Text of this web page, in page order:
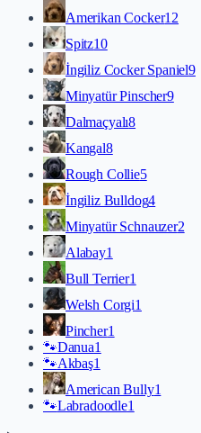
Amerikan Cocker12
Spitz10
İngiliz Cocker Spaniel9
Minyatür Pinscher9
Dalmaçyalı8
Kangal8
Rough Collie5
İngiliz Bulldog4
Minyatür Schnauzer2
Alabay1
Bull Terrier1
Welsh Corgi1
Pincher1
🐾Danua1
🐾Akbaş1
American Bully1
🐾Labradoodle1